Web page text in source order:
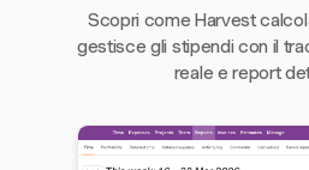
Scopri come Harvest
gestisce gli stipendi con il
reale e report